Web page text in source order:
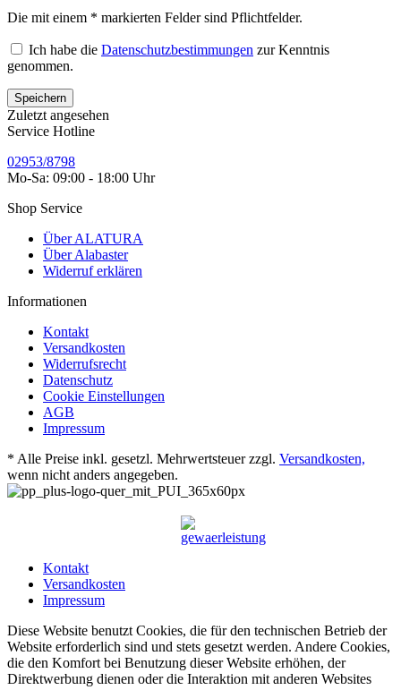
Die mit einem * markierten Felder sind Pflichtfelder.
Ich habe die Datenschutzbestimmungen zur Kenntnis
genommen.
Speichern
Zuletzt angesehen
Service Hotline
02953/8798
Mo-Sa: 09:00 - 18:00 Uhr
Shop Service
Über ALATURA
Über Alabaster
Widerruf erklären
Informationen
Kontakt
Versandkosten
Widerrufsrecht
Datenschutz
Cookie Einstellungen
AGB
Impressum
* Alle Preise inkl. gesetzl. Mehrwertsteuer zzgl. Versandkosten,
wenn nicht anders angegeben.
Kontakt
Versandkosten
Impressum
Diese Website benutzt Cookies, die für den technischen Betrieb der
Website erforderlich sind und stets gesetzt werden. Andere Cookies,
die den Komfort bei Benutzung dieser Website erhöhen, der
Direktwerbung dienen oder die Interaktion mit anderen Websites